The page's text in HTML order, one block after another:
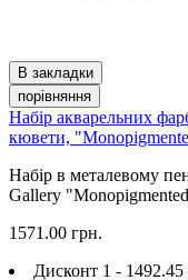
В закладки
порівняння
Набір акварельних
кювети,
Набір в металевому
Gallery
1571.00 грн.
Дисконт 1 - 1492.45